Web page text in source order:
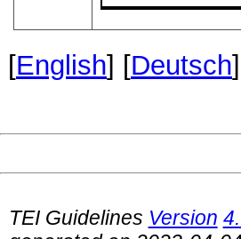
[English] [Deutsch
TEI Guidelines Version